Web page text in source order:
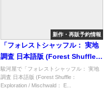
新作・再販予約情報
「フォレストシャッフル： 実地
調査 日本語版 (Forest Shuffle：
Exploration / Mischwald：
Entdeckungen)」の概略と予約
購入可能なショップ紹介！
駿河屋で「フォレストシャッフル： 実地
調査 日本語版 (Forest Shuffle：
Exploration / Mischwald： E...